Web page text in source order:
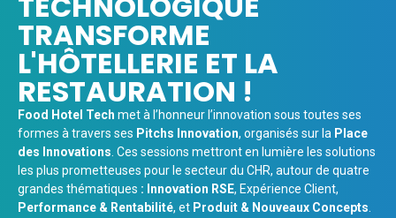
TRANSFORME
L'HÔTELLERIE ET LA
RESTAURATION !
Food Hotel Tech met à l’honneur l’innovation sous toutes ses
formes à travers ses Pitchs Innovation, organisés sur la Place
des Innovations . Ces sessions mettront en lumière les solutions
les plus prometteuses pour le secteur du CHR, autour de quatre
grandes thématiques : Innovation RSE, Expérience Client,
Performance & Rentabilité, et Produit & Nouveaux Concepts